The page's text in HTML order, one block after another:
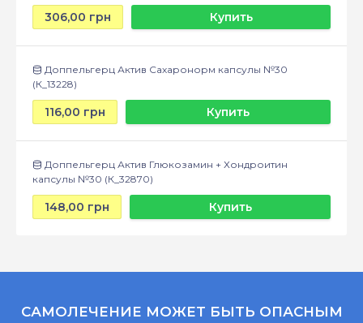
306,00 грн Купить
Доппельгерц Актив Сахаронорм капсулы №30
(К_13228)
116,00 грн Купить
Доппельгерц Актив Глюкозамин + Хондроитин
капсулы №30 (К_32870)
148,00 грн Купить
САМОЛЕЧЕНИЕ МОЖЕТ БЫТЬ ОПАСНЫМ